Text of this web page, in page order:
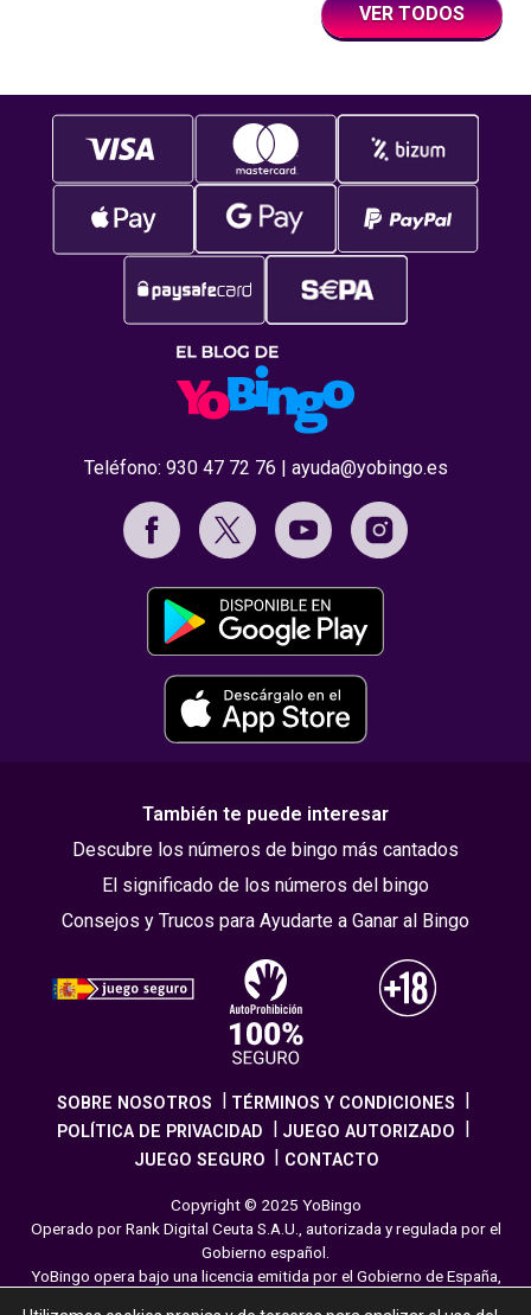
VER TODOS
Teléfono: 930 47 72 76 | ayuda@yobingo.es
También te puede interesar
Descubre los números de bingo más cantados
El significado de los números del bingo
Consejos y Trucos para Ayudarte a Ganar al Bingo
SOBRE NOSOTROS
TÉRMINOS Y CONDICIONES
POLÍTICA DE PRIVACIDAD
JUEGO AUTORIZADO
JUEGO SEGURO
CONTACTO
Copyright © 2025 YoBingo
Operado por Rank Digital Ceuta S.A.U., autorizada y regulada por el
Gobierno español.
YoBingo opera bajo una licencia emitida por el Gobierno de España,